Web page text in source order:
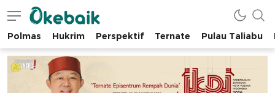
Okebaik.id
Baiknya Dibaca
Polmas Hukrim Perspektif Ternate Pulau Taliabu